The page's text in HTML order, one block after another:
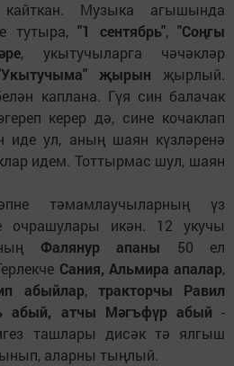
Музыка агышында
тутыра,"1 сентябрь","Соңгы
, укытучыларга чәчәкләр
җырын җырлый.
каплана. Гүя син балачак
керер дә, сине кочаклап
иде ул, аның шаян күзләренә
идем. Тоттырмас шул, шаян
тәмамлаучыларның үз
очрашулары икән. 12 укучы
Фалянур апаны 50 ел
Сания, Альмира апалар,
абыйлар, тракторчы Равил
абый, атчы Мәгъфүр абый -
ташлары дисәк тә ялгыш
аларны тыңлый.